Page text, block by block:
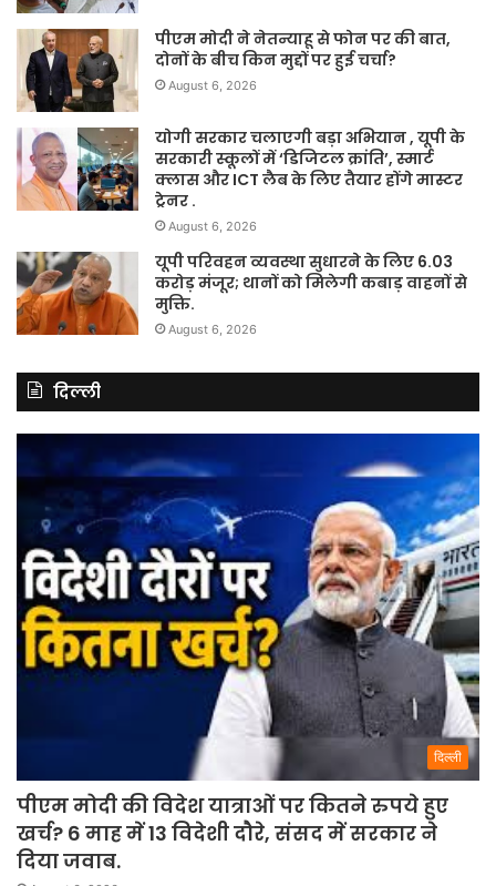
पीएम मोदी ने नेतन्याहू से फोन पर की बात,
दोनों के बीच किन मुद्दों पर हुई चर्चा?
August 6, 2026
योगी सरकार चलाएगी बड़ा अभियान , यूपी के
सरकारी स्कूलों में ‘डिजिटल क्रांति’, स्मार्ट
क्लास और ICT लैब के लिए तैयार होंगे मास्टर
ट्रेनर .
August 6, 2026
यूपी परिवहन व्यवस्था सुधारने के लिए 6.03
करोड़ मंजूर; थानों को मिलेगी कबाड़ वाहनों से
मुक्ति.
August 6, 2026
दिल्ली
दिल्ली
पीएम मोदी की विदेश यात्राओं पर कितने रुपये हुए
खर्च? 6 माह में 13 विदेशी दौरे, संसद में सरकार ने
दिया जवाब.